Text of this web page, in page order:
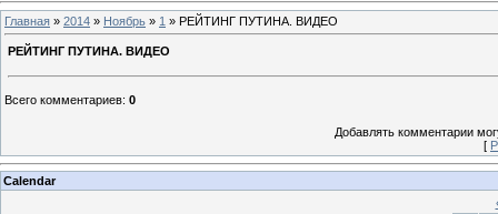
Главная » 2014 » Ноябрь » 1 » РЕЙТИНГ ПУТИНА. ВИДЕО
РЕЙТИНГ ПУТИНА. ВИДЕО
Всего комментариев: 0
Добавлять комментарии
[
Calendar